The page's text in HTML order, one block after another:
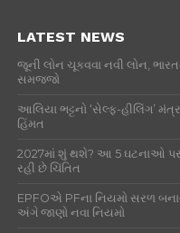
LATEST NEWS
જૂની લોન ચૂકવવા નવી લોન,
સમજજો
આલિયા ભટ્ટનો ‘સેલ્ફ-હીલિંગ’
હિંમત
2027માં શું થશે? આ 5 ઘટનાઓ
રહી છે ચિંતિત
EPFOએ PFના નિયમો સરળ
અંગે જાણો નવા નિયમો